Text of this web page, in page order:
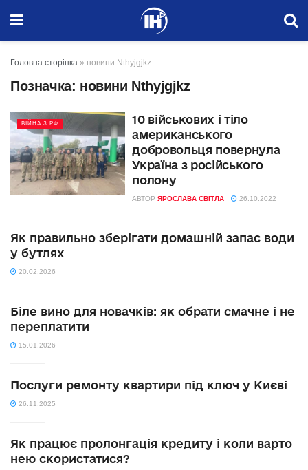
Головна сторінка » новини Nthyjgjkz
Позначка: новини Nthyjgjkz
ВІЙНА З РФ
10 військових і тіло
американського
добровольця повернула
Україна з російського
полону
АВТОР ЯРОСЛАВА СВІТЛА 26.10.2022
Як правильно зберігати домашній запас води
у бутлях
20.02.2026
Біле вино для новачків: як обрати смачне і не
переплатити
15.01.2026
Послуги ремонту квартири під ключ у Києві
26.11.2025
Як працює пролонгація кредиту і коли варто
нею скористатися?